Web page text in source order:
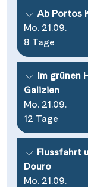
Ab Portos
Mo. 21.09.
8 Tage
Im grünen
Galizien
Mo. 21.09.
12 Tage
Flussfahrt
Douro
Mo. 21.09.